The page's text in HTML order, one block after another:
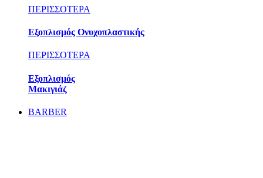
ΠΕΡΙΣΣΟΤΕΡΑ
Εξοπλισμός Ονυχοπλαστικής
ΠΕΡΙΣΣΟΤΕΡΑ
Εξοπλισμός
Μακιγιάζ
BARBER